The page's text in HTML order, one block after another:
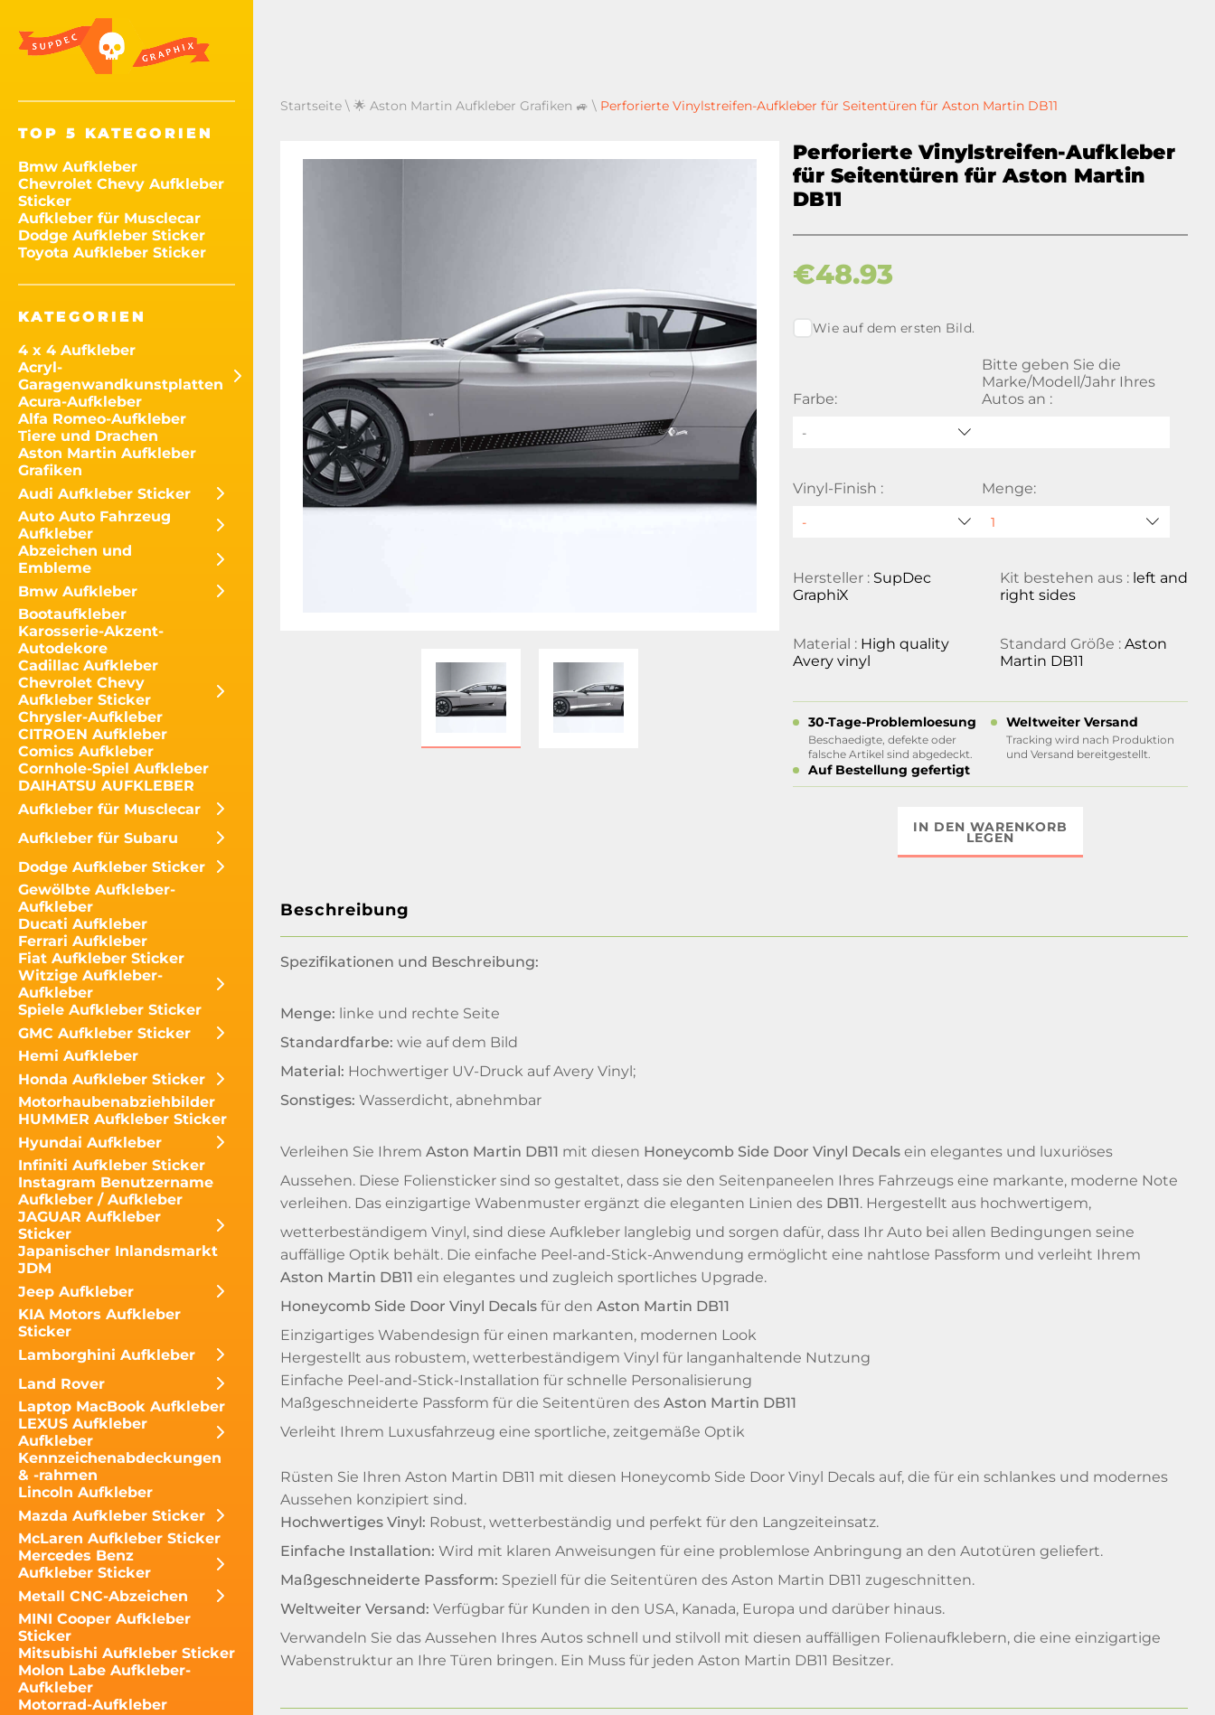
TOP 5 KATEGORIEN
Bmw Aufkleber
Chevrolet Chevy Aufkleber
Sticker
Aufkleber für Musclecar
Dodge Aufkleber Sticker
Toyota Aufkleber Sticker
KATEGORIEN
4 x 4 Aufkleber
Acryl-
Garagenwandkunstplatten
Acura-Aufkleber
Alfa Romeo-Aufkleber
Tiere und Drachen
Aston Martin Aufkleber
Grafiken
Audi Aufkleber Sticker
Auto Auto Fahrzeug
Aufkleber
Abzeichen und
Embleme
Bmw Aufkleber
Bootaufkleber
Karosserie-Akzent-
Autodekore
Cadillac Aufkleber
Chevrolet Chevy
Aufkleber Sticker
Chrysler-Aufkleber
CITROEN Aufkleber
Comics Aufkleber
Cornhole-Spiel Aufkleber
DAIHATSU AUFKLEBER
Aufkleber für Musclecar
Aufkleber für Subaru
Dodge Aufkleber Sticker
Gewölbte Aufkleber-
Aufkleber
Ducati Aufkleber
Ferrari Aufkleber
Fiat Aufkleber Sticker
Witzige Aufkleber-
Aufkleber
Spiele Aufkleber Sticker
GMC Aufkleber Sticker
Hemi Aufkleber
Honda Aufkleber Sticker
Motorhaubenabziehbilder
HUMMER Aufkleber Sticker
Hyundai Aufkleber
Infiniti Aufkleber Sticker
Instagram Benutzername
Aufkleber / Aufkleber
JAGUAR Aufkleber
Sticker
Japanischer Inlandsmarkt
JDM
Jeep Aufkleber
KIA Motors Aufkleber
Sticker
Lamborghini Aufkleber
Land Rover
Laptop MacBook Aufkleber
LEXUS Aufkleber
Aufkleber
Kennzeichenabdeckungen
& -rahmen
Lincoln Aufkleber
Mazda Aufkleber Sticker
McLaren Aufkleber Sticker
Mercedes Benz
Aufkleber Sticker
Metall CNC-Abzeichen
MINI Cooper Aufkleber
Sticker
Mitsubishi Aufkleber Sticker
Molon Labe Aufkleber-
Aufkleber
Motorrad-Aufkleber
Startseite \ 🌟 Aston Martin Aufkleber Grafiken 🚙 \ Perforierte Vinylstreifen-Aufkleber für Seitentüren für Aston Martin DB11
Perforierte Vinylstreifen-Aufkleber
für Seitentüren für Aston Martin
DB11
€48.93
Wie auf dem ersten Bild.
Farbe:
-
Bitte geben Sie die
Marke/Modell/Jahr Ihres
Autos an :
Vinyl-Finish : Menge:
Hersteller : SupDec
GraphiX
Kit bestehen aus : left and
right sides
Material : High quality
Avery vinyl
Standard Größe : Aston
Martin DB11
30-Tage-Problemloesung
Beschaedigte, defekte oder
falsche Artikel sind abgedeckt.
Weltweiter Versand
Tracking wird nach Produktion
und Versand bereitgestellt.
Auf Bestellung gefertigt
IN DEN WARENKORB
LEGEN
Beschreibung
Spezifikationen und Beschreibung:
Menge: linke und rechte Seite
Standardfarbe: wie auf dem Bild
Material: Hochwertiger UV-Druck auf Avery Vinyl;
Sonstiges: Wasserdicht, abnehmbar
Verleihen Sie Ihrem Aston Martin DB11 mit diesen Honeycomb Side Door Vinyl Decals ein elegantes und luxuriöses
Aussehen. Diese Foliensticker sind so gestaltet, dass sie den Seitenpaneelen Ihres Fahrzeugs eine markante, moderne Note
verleihen. Das einzigartige Wabenmuster ergänzt die eleganten Linien des DB11. Hergestellt aus hochwertigem,
wetterbeständigem Vinyl, sind diese Aufkleber langlebig und sorgen dafür, dass Ihr Auto bei allen Bedingungen seine
auffällige Optik behält. Die einfache Peel-and-Stick-Anwendung ermöglicht eine nahtlose Passform und verleiht Ihrem
Aston Martin DB11 ein elegantes und zugleich sportliches Upgrade.
Honeycomb Side Door Vinyl Decals für den Aston Martin DB11
Einzigartiges Wabendesign für einen markanten, modernen Look
Hergestellt aus robustem, wetterbeständigem Vinyl für langanhaltende Nutzung
Einfache Peel-and-Stick-Installation für schnelle Personalisierung
Maßgeschneiderte Passform für die Seitentüren des Aston Martin DB11
Verleiht Ihrem Luxusfahrzeug eine sportliche, zeitgemäße Optik
Rüsten Sie Ihren Aston Martin DB11 mit diesen Honeycomb Side Door Vinyl Decals auf, die für ein schlankes und modernes
Aussehen konzipiert sind.
Hochwertiges Vinyl: Robust, wetterbeständig und perfekt für den Langzeiteinsatz.
Einfache Installation: Wird mit klaren Anweisungen für eine problemlose Anbringung an den Autotüren geliefert.
Maßgeschneiderte Passform: Speziell für die Seitentüren des Aston Martin DB11 zugeschnitten.
Weltweiter Versand: Verfügbar für Kunden in den USA, Kanada, Europa und darüber hinaus.
Verwandeln Sie das Aussehen Ihres Autos schnell und stilvoll mit diesen auffälligen Folienaufklebern, die eine einzigartige
Wabenstruktur an Ihre Türen bringen. Ein Muss für jeden Aston Martin DB11 Besitzer.